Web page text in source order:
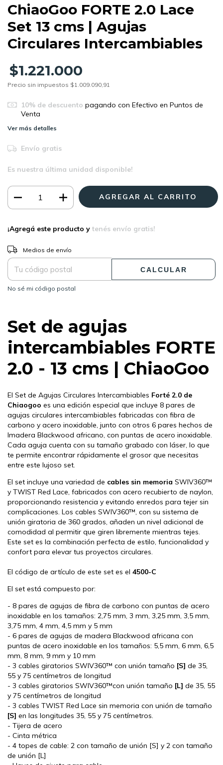
ChiaoGoo FORTE 2.0 Lace
Set 13 cms | Agujas
Circulares Intercambiables
$1.221.000
Precio sin impuestos $1.009.090,91
10% de descuento pagando con Efectivo en Puntos de
Venta
Ver más detalles
Envío gratis
Es nuestra última unidad disponible!
¡Agregá este producto y tenés envío gratis!
Entregas para el CP:
Medios de envío
CALCULAR
No sé mi código postal
Set de agujas
intercambiables FORTE
2.0 - 13 cms | ChiaoGoo
El Set de Agujas Circulares Intercambiables Forté 2.0 de
Chiaogoo es una edición especial que incluye 8 pares de
agujas circulares intercambiables fabricadas con fibra de
carbono y acero inoxidable, junto con otros 6 pares hechos de
lmadera Blackwood africano, con puntas de acero inoxidable.
Cada aguja cuenta con su tamaño grabado con láser, lo que
te permite encontrar rápidamente el grosor que necesitas
entre este lujoso set.
El set incluye una variedad de cables sin memoria SWIV360™
y TWIST Red Lace, fabricados con acero recubierto de naylon,
proporcionando resistencia y evitando enredos para tejer sin
complicaciones. Los cables SWIV360™, con su sistema de
unión giratoria de 360 grados, añaden un nivel adicional de
comodidad al permitir que giren libremente mientras tejes.
Este set es la combinación perfecta de estilo, funcionalidad y
confort para elevar tus proyectos circulares.
El código de artículo de este set es el 4500-C
El set está compuesto por:
- 8 pares de agujas de fibra de carbono con puntas de acero
inoxidable en los tamaños: 2,75 mm, 3 mm, 3,25 mm, 3,5 mm,
3,75 mm, 4 mm, 4,5 mm y 5 mm
- 6 pares de agujas de madera Blackwood africana con
puntas de acero inoxidable en los tamaños: 5,5 mm, 6 mm, 6,5
mm, 8 mm, 9 mm y 10 mm
- 3 cables giratorios SWIV360™ con unión tamaño [S] de 35,
55 y 75 centímetros de longitud
- 3 cables giratorios SWIV360™con unión tamaño [L] de 35, 55
y 75 centímetros de longitud
- 3 cables TWIST Red Lace sin memoria con unión de tamaño
[S] en las longitudes 35, 55 y 75 centímetros.
- Tijera de acero
- Cinta métrica
- 4 topes de cable: 2 con tamaño de unión [S] y 2 con tamaño
de unión [L]